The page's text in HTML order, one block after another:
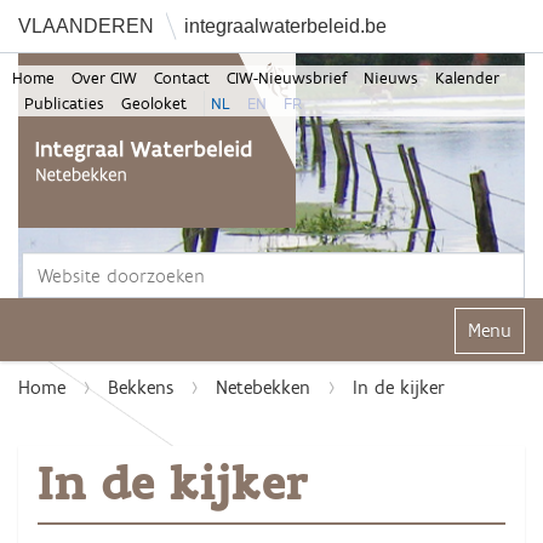
VLAANDEREN integraalwaterbeleid.be
Home Over CIW Contact CIW-Nieuwsbrief Nieuws
Kalender
Publicaties
Geoloket NL EN FR
Klap
Home Bekkens Netebekken In de kijker
In de kijker